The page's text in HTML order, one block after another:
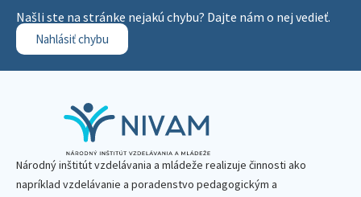
Našli ste na stránke nejakú chybu? Dajte nám o nej vedieť.
Nahlásiť chybu
Národný inštitút vzdelávania a mládeže realizuje činnosti ako
napríklad vzdelávanie a poradenstvo pedagogickým a